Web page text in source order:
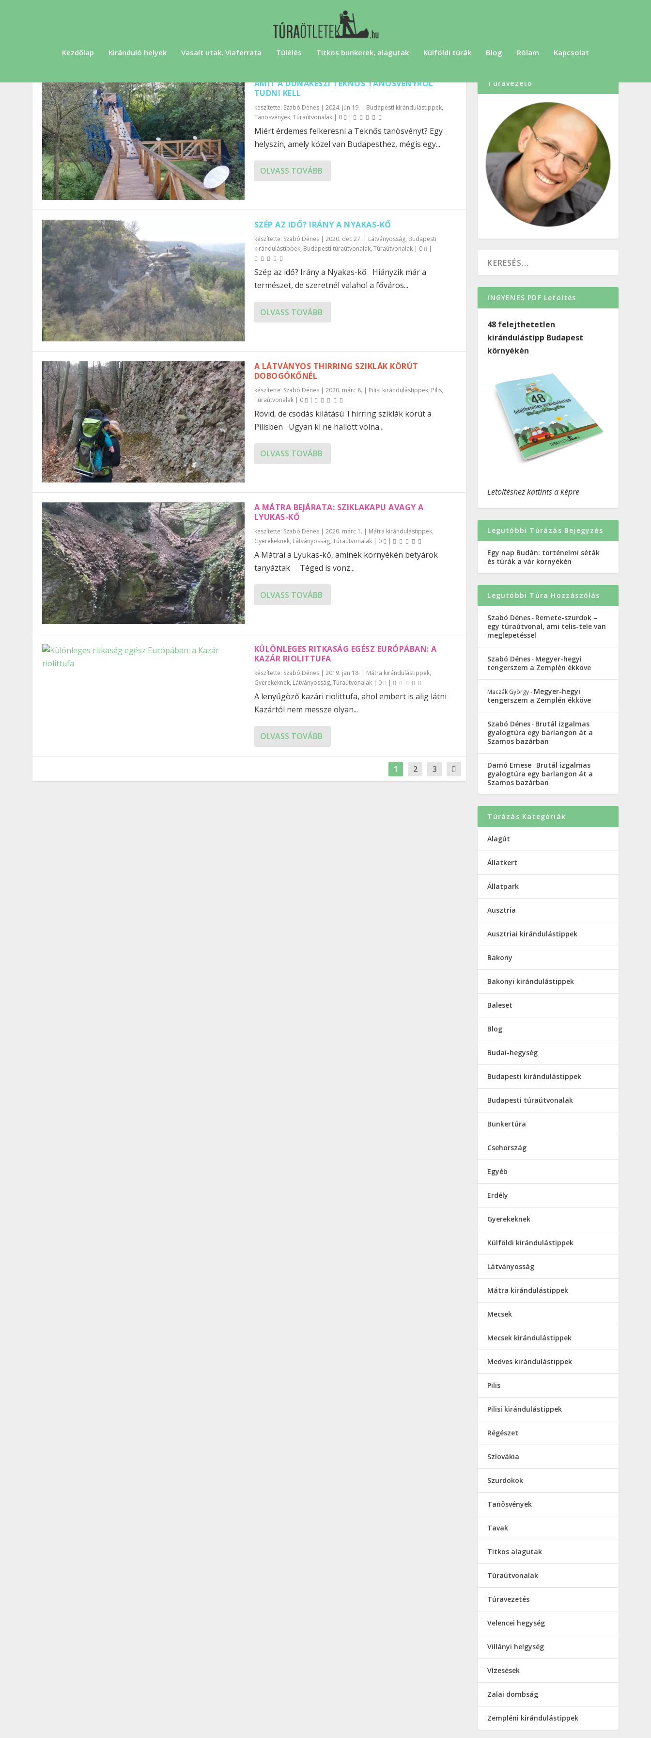
Kezdőlap Kiránduló helyek Vasalt utak, Viaferrata Túlélés Titkos bunkerek, alagutak Külföldi túrák Blog Rólam Kapcsolat
AMIT A DUNAKESZI TEKNŐS TANÖSVÉNYRŐL
TUDNI KELL
készítette: Szabó Dénes| 2024. jún 19. | Budapesti kirándulástippek,
Tanösvények, Túraútvonalak| 0 |
Miért érdemes felkeresni a Teknős tanösvényt? Egy
helyszín, amely közel van Budapesthez, mégis egy...
OLVASS TOVÁBB
SZÉP AZ IDŐ? IRÁNY A NYAKAS-KŐ
készítette: Szabó Dénes| 2020. dec 27. | Látványosság, Budapesti
kirándulástippek, Budapesti túraútvonalak, Túraútvonalak| 0 |
Szép az idő? Irány a Nyakas-kő Hiányzik már a
természet, de szeretnél valahol a főváros...
OLVASS TOVÁBB
A LÁTVÁNYOS THIRRING SZIKLÁK KÖRÚT
DOBOGÓKŐNÉL
készítette: Szabó Dénes| 2020. márc 8. | Pilisi kirándulástippek, Pilis,
Túraútvonalak| 0 |
Rövid, de csodás kilátású Thirring sziklák körút a
Pilisben Ugyan ki ne hallott volna...
OLVASS TOVÁBB
A MÁTRA BEJÁRATA: SZIKLAKAPU AVAGY A
LYUKAS-KŐ
készítette: Szabó Dénes| 2020. márc 1. | Mátra kirándulástippek,
Gyerekeknek, Látványosság, Túraútvonalak| 0 |
A Mátrai a Lyukas-kő, aminek környékén betyárok
tanyáztak Téged is vonz...
OLVASS TOVÁBB
KÜLÖNLEGES RITKASÁG EGÉSZ EURÓPÁBAN: A
KAZÁR RIOLITTUFA
készítette: Szabó Dénes| 2019. jan 18. | Mátra kirándulástippek,
Gyerekeknek, Látványosság, Túraútvonalak| 0 |
A lenyűgöző kazári riolittufa, ahol embert is alig látni
Kazártól nem messze olyan...
OLVASS TOVÁBB
1 2 3
Túravezető
INGYENES PDF Letöltés
48 felejthetetlen
kirándulástipp Budapest
környékén
Letöltéshez kattints a képre
Legutóbbi Túrázás Bejegyzés
Egy nap Budán: történelmi séták
és túrák a vár környékén
Legutóbbi Túra Hozzászólás
Szabó Dénes- Remete-szurdok –
egy túraútvonal, ami telis-tele van
meglepetéssel
Szabó Dénes- Megyer-hegyi
tengerszem a Zemplén ékköve
Maczák György- Megyer-hegyi
tengerszem a Zemplén ékköve
Szabó Dénes- Brutál izgalmas
gyalogtúra egy barlangon át a
Szamos bazárban
Damó Emese- Brutál izgalmas
gyalogtúra egy barlangon át a
Szamos bazárban
Túrázás Kategóriák
Alagút
Állatkert
Állatpark
Ausztria
Ausztriai kirándulástippek
Bakony
Bakonyi kirándulástippek
Baleset
Blog
Budai-hegység
Budapesti kirándulástippek
Budapesti túraútvonalak
Bunkertúra
Csehország
Egyéb
Erdély
Gyerekeknek
Külföldi kirándulástippek
Látványosság
Mátra kirándulástippek
Mecsek
Mecsek kirándulástippek
Medves kirándulástippek
Pilis
Pilisi kirándulástippek
Régészet
Szlovákia
Szurdokok
Tanösvények
Tavak
Titkos alagutak
Túraútvonalak
Túravezetés
Velencei hegység
Villányi helgység
Vízesések
Zalai dombság
Zempléni kirándulástippek